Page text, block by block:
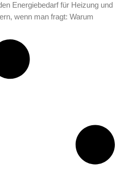
Energiebedarf für Heizung und
wenn man fragt: Warum